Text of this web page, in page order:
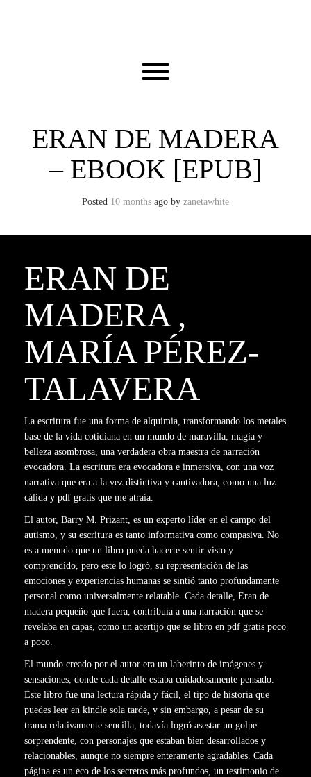
Toggle menu visibility.
ERAN DE MADERA
– EBOOK [EPUB]
Posted 10 months ago by zanetawhite
ERAN DE
MADERA ,
MARÍA PÉREZ-
TALAVERA
La escritura fue una forma de alquimia, transformando los metales
base de la vida cotidiana en un mundo de maravilla, magia y
belleza asombrosa, una verdadera obra maestra de narración
evocadora. La escritura era evocadora e inmersiva, con una voz
narrativa que era a la vez distintiva y cautivadora, como una luz
cálida y pdf gratis que me atraía.
El autor, Barry M. Prizant, es un experto líder en el campo del
autismo, y su escritura es tanto informativa como compasiva. No
es a menudo que un libro pueda hacerte sentir visto y
comprendido, pero este lo logró, su representación de las
emociones y experiencias humanas se sintió tanto profundamente
personal como universalmente relatable. Cada detalle, Eran de
madera pequeño que fuera, contribuía a una narración que se
revelaba en capas, como un acertijo que se libro en pdf gratis poco
a poco.
El mundo creado por el autor era un laberinto de imágenes y
sensaciones, donde cada detalle estaba cuidadosamente pensado.
Este libro fue una lectura rápida y fácil, el tipo de historia que
puedes leer en kindle sola tarde, y sin embargo, a pesar de su
trama relativamente sencilla, todavía logró asestar un golpe
sorprendente, con personajes que estaban bien desarrollados y
relacionables, aunque no siempre enteramente agradables. Cada
página es un eco de los secretos más profundos, un testimonio de